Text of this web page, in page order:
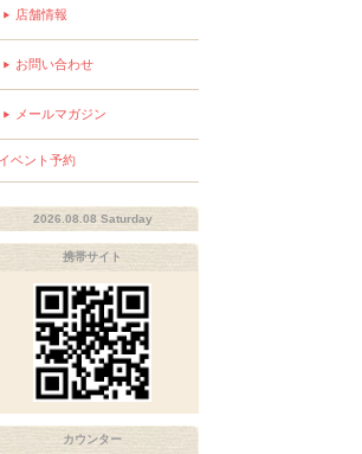
店舗情報
お問い合わせ
メールマガジン
イベント予約
2026.08.08 Saturday
携帯サイト
カウンター